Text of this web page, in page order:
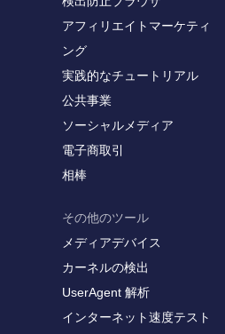
アフィリエイトマーケティ
ング
実践的なチュートリアル
公共事業
ソーシャルメディア
電子商取引
相棒
その他のツール
メディアデバイス
カーネルの検出
UserAgent 解析
インターネット速度テスト